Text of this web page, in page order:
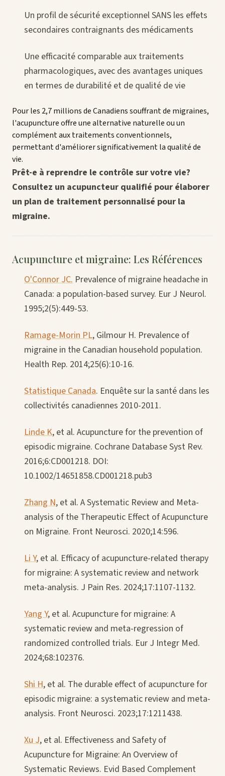
Un profil de sécurité exceptionnel SANS les effets
secondaires contraignants des médicaments
Une efficacité comparable aux traitements
pharmacologiques, avec des avantages uniques
en termes de durabilité et de qualité de vie
Pour les 2,7 millions de Canadiens souffrant de migraines,
l'acupuncture offre une alternative naturelle ou un
complément aux traitements conventionnels,
permettant d'améliorer significativement la qualité de
vie.
Prêt-e à reprendre le contrôle sur votre vie?
Consultez un acupuncteur qualifié pour élaborer
un plan de traitement personnalisé pour la
migraine.
Acupuncture et migraine: Les Références
O'Connor JC. Prevalence of migraine headache in
Canada: a population-based survey. Eur J Neurol.
1995;2(5):449-53.
Ramage-Morin PL, Gilmour H. Prevalence of
migraine in the Canadian household population.
Health Rep. 2014;25(6):10-16.
Statistique Canada. Enquête sur la santé dans les
collectivités canadiennes 2010-2011.
Linde K, et al. Acupuncture for the prevention of
episodic migraine. Cochrane Database Syst Rev.
2016;6:CD001218. DOI:
10.1002/14651858.CD001218.pub3
Zhang N, et al. A Systematic Review and Meta-
analysis of the Therapeutic Effect of Acupuncture
on Migraine. Front Neurosci. 2020;14:596.
Li Y, et al. Efficacy of acupuncture-related therapy
for migraine: A systematic review and network
meta-analysis. J Pain Res. 2024;17:1107-1132.
Yang Y, et al. Acupuncture for migraine: A
systematic review and meta-regression of
randomized controlled trials. Eur J Integr Med.
2024;68:102376.
Shi H, et al. The durable effect of acupuncture for
episodic migraine: a systematic review and meta-
analysis. Front Neurosci. 2023;17:1211438.
Xu J, et al. Effectiveness and Safety of
Acupuncture for Migraine: An Overview of
Systematic Reviews. Evid Based Complement